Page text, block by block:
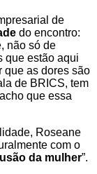
de
do encontro:
não só de
que estão aqui
que as dores são
de BRICS, tem
que essa
Roseane
com o
da mulher”.